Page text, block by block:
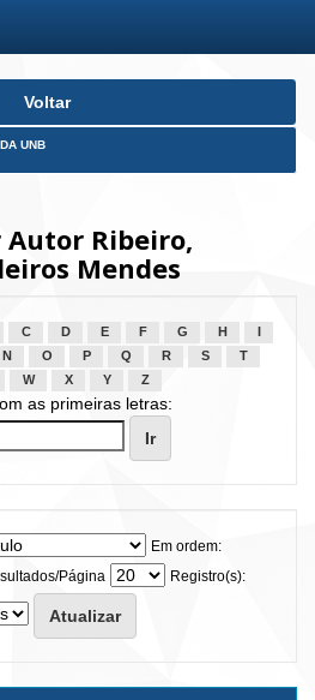
Voltar
UNB
Ribeiro,
Mendes
C D E F G H
N O P Q R S
T
W X Y Z
as primeiras letras:
Em ordem:
Página
Registro(s):